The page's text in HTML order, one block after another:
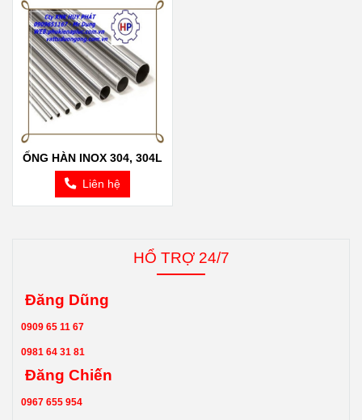
ỐNG HÀN INOX 304, 304L
Liên hệ
HỔ TRỢ 24/7
Đăng Dũng
0909 65 11 67
0981 64 31 81
Đăng Chiến
0967 655 954